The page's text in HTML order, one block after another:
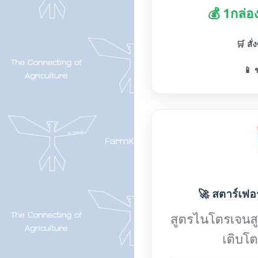
💰 1กล่อ
🛒 สั่
📱
🚀 สตาร์เฟ
สูตรไนโตรเจน
เติบโ